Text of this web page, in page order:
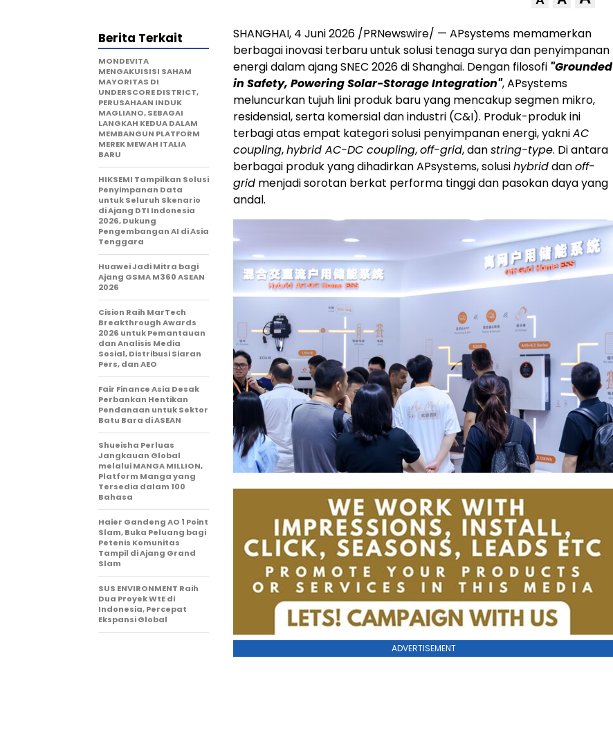
SHANGHAI, 4 Juni 2026 /PRNewswire/ — APsystems memamerkan
berbagai inovasi terbaru untuk solusi tenaga surya dan penyimpanan
energi dalam ajang SNEC 2026 di Shanghai. Dengan filosofi "Grounded
in Safety, Powering Solar-Storage Integration", APsystems
meluncurkan tujuh lini produk baru yang mencakup segmen mikro,
residensial, serta komersial dan industri (C&I). Produk-produk ini
terbagi atas empat kategori solusi penyimpanan energi, yakniAC
coupling,hybrid AC-DC coupling,off-grid, danstring-type. Di antara
berbagai produk yang dihadirkan APsystems, solusihybriddanoff-
grid menjadi sorotan berkat performa tinggi dan pasokan daya yang
andal.
ADVERTISEMENT
Berita Terkait
MONDEVITA
MENGAKUISISI SAHAM
MAYORITAS DI
UNDERSCORE DISTRICT,
PERUSAHAAN INDUK
MAGLIANO, SEBAGAI
LANGKAH KEDUA DALAM
MEMBANGUN PLATFORM
MEREK MEWAH ITALIA
BARU
HIKSEMI Tampilkan Solusi
Penyimpanan Data
untuk Seluruh Skenario
di Ajang DTI Indonesia
2026, Dukung
Pengembangan AI di Asia
Tenggara
Huawei Jadi Mitra bagi
Ajang GSMA M360 ASEAN
2026
Cision Raih MarTech
Breakthrough Awards
2026 untuk Pemantauan
dan Analisis Media
Sosial, Distribusi Siaran
Pers, dan AEO
Fair Finance Asia Desak
Perbankan Hentikan
Pendanaan untuk Sektor
Batu Bara di ASEAN
Shueisha Perluas
Jangkauan Global
melalui MANGA MILLION,
Platform Manga yang
Tersedia dalam 100
Bahasa
Haier Gandeng AO 1 Point
Slam, Buka Peluang bagi
Petenis Komunitas
Tampil di Ajang Grand
Slam
SUS ENVIRONMENT Raih
Dua Proyek WtE di
Indonesia, Percepat
Ekspansi Global